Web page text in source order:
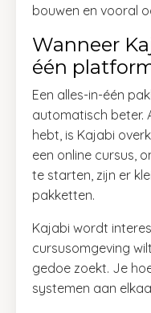
bouwen en vooral
Wanneer
één
Een alles-in-één
automatisch beter.
hebt, is Kajabi
een online cursus,
te starten, zijn er
pakketten.
Kajabi wordt
cursusomgeving
gedoe zoekt. Je
systemen aan